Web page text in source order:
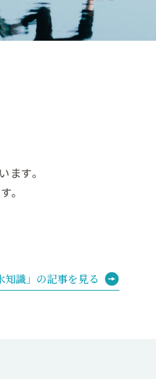
す。
。
知識」の記事を見る